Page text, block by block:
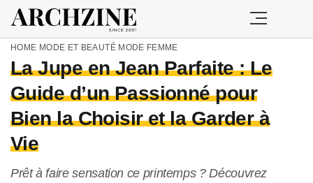
HOME MODE ET BEAUTÉ MODE FEMME
La Jupe en Jean Parfaite : Le
Guide d’un Passionné pour
Bien la Choisir et la Garder à
Vie
Prêt à faire sensation ce printemps ? Découvrez